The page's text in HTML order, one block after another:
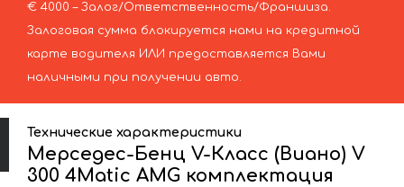
€ 4000 – Залог/Ответственность/Франшиза.
Залоговая сумма блокируется нами на кредитной
карте водителя ИЛИ предоставляется Вами
наличными при получении авто.
Технические характеристики
Мерседес-Бенц V-Класс (Виано) V
300 4Matic AMG комплектация